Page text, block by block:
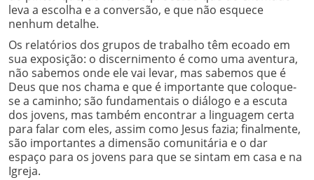
leva a escolha e a conversão, e que não esquece
nenhum detalhe.
Os relatórios dos grupos de trabalho têm ecoado em
sua exposição: o discernimento é como uma aventura,
não sabemos onde ele vai levar, mas sabemos que é
Deus que nos chama e que é importante que coloque-
se a caminho; são fundamentais o diálogo e a escuta
dos jovens, mas também encontrar a linguagem certa
para falar com eles, assim como Jesus fazia; finalmente,
são importantes a dimensão comunitária e o dar
espaço para os jovens para que se sintam em casa e na
Igreja.